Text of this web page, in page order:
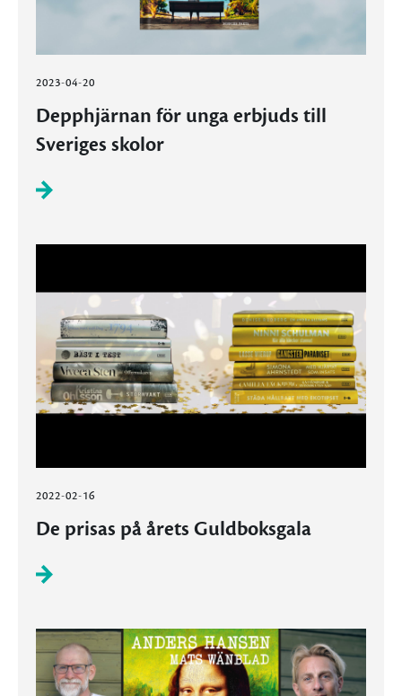
2023-04-20
Depphjärnan för unga erbjuds till
Sveriges skolor
2022-02-16
De prisas på årets Guldboksgala